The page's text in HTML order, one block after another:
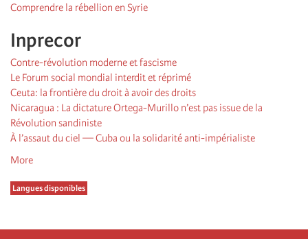
Comprendre la rébellion en Syrie
Inprecor
Contre-révolution moderne et fascisme
Le Forum social mondial interdit et réprimé
Ceuta: la frontière du droit à avoir des droits
Nicaragua : La dictature Ortega-Murillo n’est pas issue de la
Révolution sandiniste
À l’assaut du ciel — Cuba ou la solidarité anti-impérialiste
More
Langues disponibles